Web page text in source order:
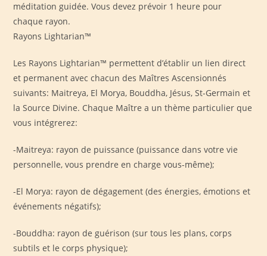
méditation guidée. Vous devez prévoir 1 heure pour
chaque rayon.
Rayons Lightarian™
Les Rayons Lightarian™ permettent d’établir un lien direct
et permanent avec chacun des Maîtres Ascensionnés
suivants: Maitreya, El Morya, Bouddha, Jésus, St-Germain et
la Source Divine. Chaque Maître a un thème particulier que
vous intégrerez:
-Maitreya: rayon de puissance (puissance dans votre vie
personnelle, vous prendre en charge vous-même);
-El Morya: rayon de dégagement (des énergies, émotions et
événements négatifs);
-Bouddha: rayon de guérison (sur tous les plans, corps
subtils et le corps physique);